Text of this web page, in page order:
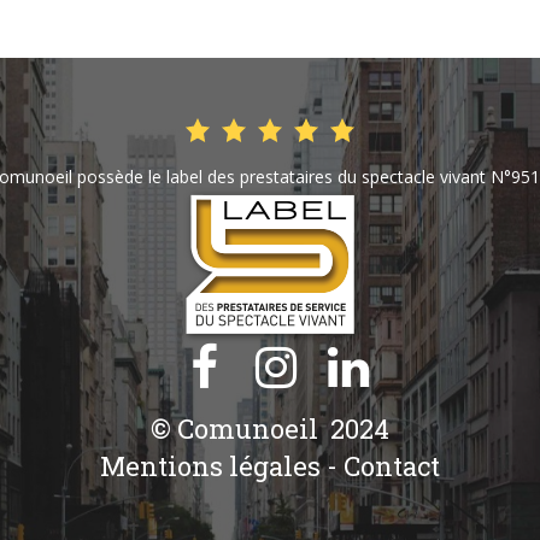
possède le label des prestataires du spectacle vivant N°951
  
© Comunoeil 2024
Mentions légales- Contact